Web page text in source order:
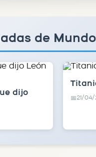
de Mundo
dijo
📅21/